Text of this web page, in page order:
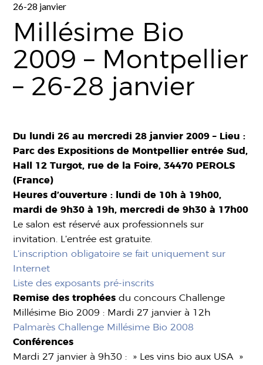
26-28 janvier
Millésime Bio
2009 – Montpellier
– 26-28 janvier
Du lundi 26 au mercredi 28 janvier 2009 – Lieu :
Parc des Expositions de Montpellier entrée Sud,
Hall 12 Turgot, rue de la Foire, 34470 PEROLS
(France)
Heures d’ouverture : lundi de 10h à 19h00,
mardi de 9h30 à 19h, mercredi de 9h30 à 17h00
Le salon est réservé aux professionnels sur
invitation. L’entrée est gratuite.
L’inscription obligatoire se fait uniquement sur
Internet
Liste des exposants pré-inscrits
Remise des trophées du concours Challenge
Millésime Bio 2009 : Mardi 27 janvier à 12h
Palmarès Challenge Millésime Bio 2008
Conférences
Mardi 27 janvier à 9h30 : » Les vins bio aux USA »